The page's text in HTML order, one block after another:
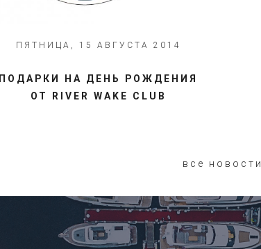
ПЯТНИЦА, 15 АВГУСТА 2014
ПОДАРКИ НА ДЕНЬ РОЖДЕНИЯ
ОТ RIVER WAKE CLUB
все новости